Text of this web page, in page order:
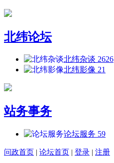
北纬论坛
北纬杂谈 2626
北纬影像 21
站务事务
论坛服务 59
问政首页 | 论坛首页 | 登录 | 注册